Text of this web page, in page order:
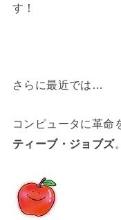
す！
さらに最近では…
コンピュータに革命
ティーブ・ジョブズ。